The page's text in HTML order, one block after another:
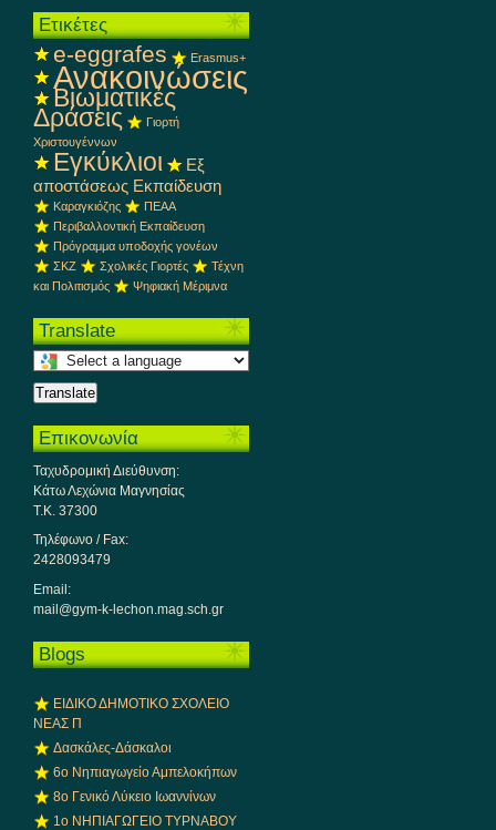
Ετικέτες
e-eggrafes Erasmus+
Ανακοινώσεις
Βιωματικές
Δράσεις
Γιορτή
Χριστουγέννων
Εγκύκλιοι
Εξ
αποστάσεως Εκπαίδευση
Καραγκιόζης
ΠΕΑΑ
Περιβαλλοντική Εκπαίδευση
Πρόγραμμα υποδοχής γονέων
ΣΚΖ
Σχολικές Γιορτές
Τέχνη
και Πολιτισμός
Ψηφιακή Μέριμνα
Translate
Select
language
translate
page
Translate
Επικονωνία
Ταχυδρομική Διεύθυνση:
Κάτω Λεχώνια Μαγνησίας
Τ.Κ. 37300
Τηλέφωνο / Fax:
2428093479
Email:
mail@gym-k-lechon.mag.sch.gr
Blogs
ΕΙΔΙΚΟ ΔΗΜΟΤΙΚΟ ΣΧΟΛΕΙΟ
ΝΕΑΣ Π
Δασκάλες-Δάσκαλοι
6ο Νηπιαγωγείο Αμπελοκήπων
8o Γενικό Λύκειο Ιωαννίνων
1ο ΝΗΠΙΑΓΩΓΕΙΟ ΤΥΡΝΑΒΟΥ